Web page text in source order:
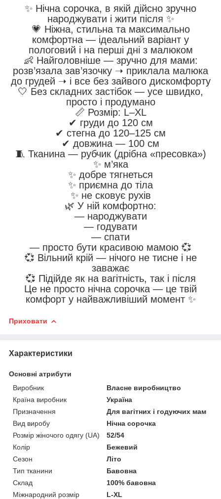
✨ Нічна сорочка, в якій дійсно зручно
народжувати і жити після ✨
💗 Ніжна, стильна та максимально
комфортна — ідеальний варіант у
пологовий і на перші дні з малюком
👶 Найголовніше — зручно для мами:
розв’язала зав’язочку ➝ приклала малюка
до грудей ➝ і все без зайвого дискомфорту
🤍 Без складних застібок — усе швидко,
просто і продумано
📏 Розмір: L–XL
✔ груди до 120 см
✔ стегна до 120–125 см
✔ довжина — 100 см
🧵 Тканина — рубчик (дрібна «пресовка»)
✨ м’яка
✨ добре тягнеться
✨ приємна до тіла
✨ не сковує рухів
🌿 У ній комфортно:
— народжувати
— годувати
— спати
— просто бути красивою мамою 💞
💞 Вільний крій — нічого не тисне і не
заважає
💞 Підійде як на вагітність, так і після
Це не просто нічна сорочка — це твій
комфорт у найважливіший момент ✨
Приховати
Характеристики
Основні атрибути
Виробник
Власне виробництво
Країна виробник
Україна
Призначення
Для вагітних і годуючих мам
Вид виробу
Нічна сорочка
Розмір жіночого одягу (UA)
52/54
Колір
Бежевий
Сезон
Літо
Тип тканини
Бавовна
Склад
100% бавовна
Міжнародний розмір
L-XL